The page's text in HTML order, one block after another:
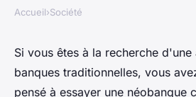
N26 : les
inconvénients de
Accueil›Société
Si vous êtes à la recherche d'une
banques traditionnelles, vous
pensé à essayer une néobanque